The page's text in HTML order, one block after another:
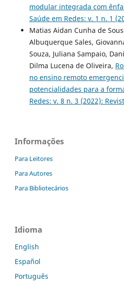
modular integrada com
Saúde em Redes: v. 1 n. 1
Matias Aidan Cunha de
Albuquerque Sales,
Souza, Juliana Sampaio,
Dilma Lucena de Oliveira,
no ensino remoto
potencialidades para a
Redes: v. 8 n. 3 (2022):
Informações
Para Leitores
Para Autores
Para Bibliotecários
Idioma
English
Español
Português